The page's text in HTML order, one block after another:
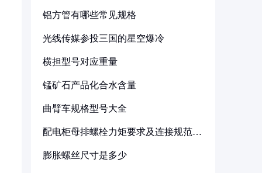
铝方管有哪些常见规格
光线传媒参投三国的星空爆冷
横担型号对应重量
锰矿石产品化合水含量
曲臂车规格型号大全
配电柜母排螺栓力矩要求及连接规范详
膨胀螺丝尺寸是多少